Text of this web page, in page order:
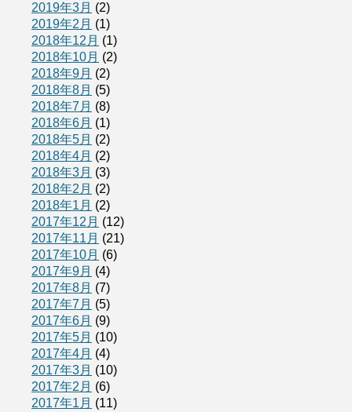
2019年3月 (2)
2019年2月 (1)
2018年12月 (1)
2018年10月 (2)
2018年9月 (2)
2018年8月 (5)
2018年7月 (8)
2018年6月 (1)
2018年5月 (2)
2018年4月 (2)
2018年3月 (3)
2018年2月 (2)
2018年1月 (2)
2017年12月 (12)
2017年11月 (21)
2017年10月 (6)
2017年9月 (4)
2017年8月 (7)
2017年7月 (5)
2017年6月 (9)
2017年5月 (10)
2017年4月 (4)
2017年3月 (10)
2017年2月 (6)
2017年1月 (11)